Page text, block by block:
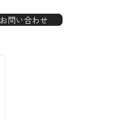
お問い合わせ